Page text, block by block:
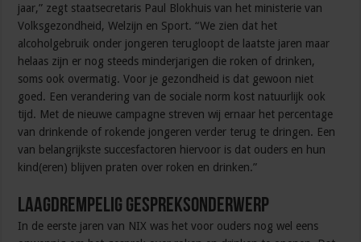
jaar,” zegt staatsecretaris Paul Blokhuis van het ministerie van
Volksgezondheid, Welzijn en Sport. “We zien dat het
alcoholgebruik onder jongeren terugloopt de laatste jaren maar
helaas zijn er nog steeds minderjarigen die roken of drinken,
soms ook overmatig. Voor je gezondheid is dat gewoon niet
goed. Een verandering van de sociale norm kost natuurlijk ook
tijd. Met de nieuwe campagne streven wij ernaar het percentage
van drinkende of rokende jongeren verder terug te dringen. Een
van belangrijkste succesfactoren hiervoor is dat ouders en hun
kind(eren) blijven praten over roken en drinken.”
Laagdrempelig gespreksonderwerp
In de eerste jaren van NIX was het voor ouders nog wel eens